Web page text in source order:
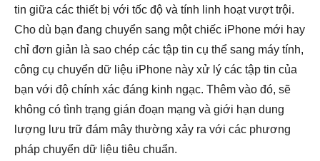
tin giữa các thiết bị với tốc độ và tính linh hoạt vượt trội.
Cho dù bạn đang chuyển sang một chiếc iPhone mới hay
chỉ đơn giản là sao chép các tập tin cụ thể sang máy tính,
công cụ chuyển dữ liệu iPhone này xử lý các tập tin của
bạn với độ chính xác đáng kinh ngạc. Thêm vào đó, sẽ
không có tình trạng gián đoạn mạng và giới hạn dung
lượng lưu trữ đám mây thường xảy ra với các phương
pháp chuyển dữ liệu tiêu chuẩn.